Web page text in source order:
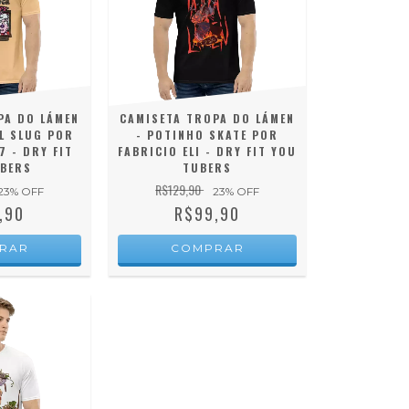
DO LÁMEN
SLUG POR
- DRY FIT
% OFF
CAMISETA TROPA DO LÁMEN
- POTINHO SKATE POR
FABRICIO ELI - DRY FIT YOU
TUBERS
R$129,90 23% OFF
R$99,90
COMPRAR